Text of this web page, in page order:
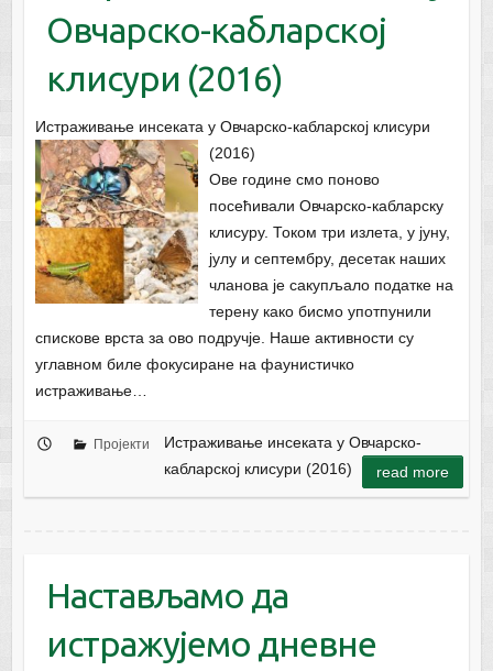
Овчарско-кабларскoj
клисури (2016)
Истраживање инсеката у Овчарско-кабларскoj клисури
(2016)
Ове године смо поново
посећивали Овчарско-кабларску
клисуру. Током три излета, у јуну,
јулу и септембру, десетак наших
чланова је сакупљало податке на
терену како бисмо употпунили
спискове врста за ово подручје. Наше активности су
углавном биле фокусиране на фаунистичко
истраживање…
Пројекти
Истраживање инсеката у Овчарско-
кабларскoj клисури (2016)
read more
Настављамо да
истражујемо дневне